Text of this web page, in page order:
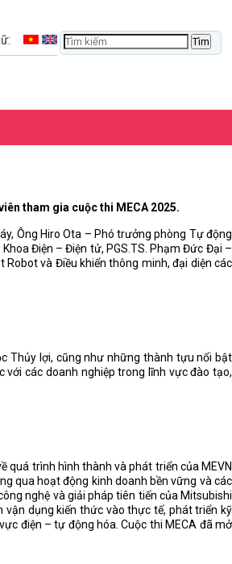
tham gia cuộc thi MECA 2025.
Ông Hiro Ota – Phó trưởng phòng Tự động
Điện – Điện tử, PGS.TS. Phạm Đức Đại –
và Điều khiển thông minh, đại diện các
Thủy lợi, cũng như những thành tựu nổi bật
các doanh nghiệp trong lĩnh vực đào tạo,
quá trình hình thành và phát triển của MEVN
qua hoạt động kinh doanh bền vững và các
nghệ và giải pháp tiên tiến của Mitsubishi
vận dụng kiến thức vào thực tế, phát triển kỹ
điện – tự động hóa. Cuộc thi MECA đã mở